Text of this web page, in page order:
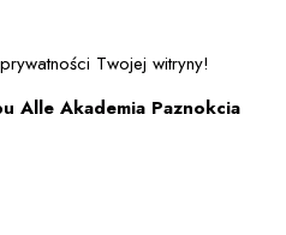
Twojej witryny!
Alle Akademia Paznokcia